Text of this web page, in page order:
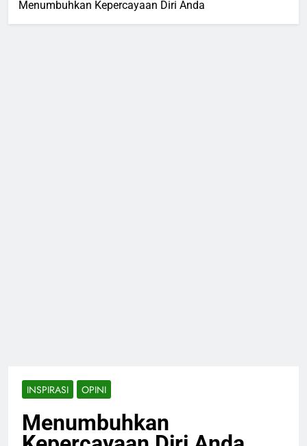
Menumbuhkan Kepercayaan Diri Anda
INSPIRASI OPINI
Menumbuhkan